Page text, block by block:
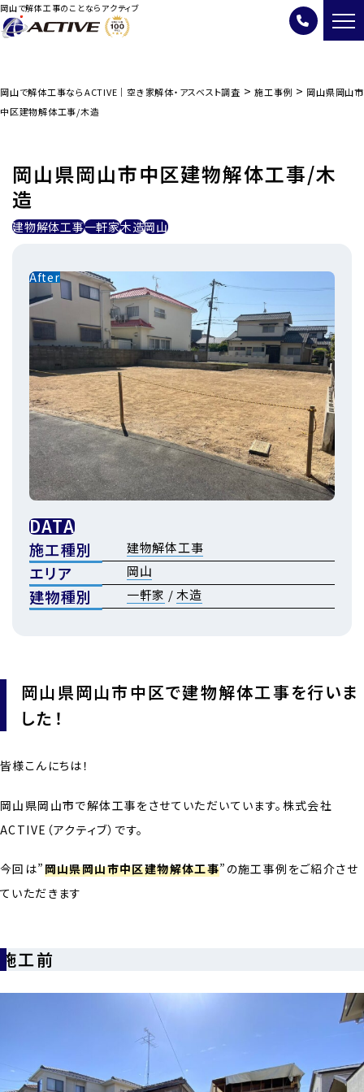
岡山で解体工事のことならアクティブ
岡山で解体工事ならACTIVE｜空き家解体・アスベスト調査 > 施工事例 > 岡山県岡山市
中区建物解体工事/木造
岡山県岡山市中区建物解体工事/木
造
建物解体工事一軒家木造岡山
DATA
施工種別 建物解体工事
エリア 岡山
建物種別 一軒家 /木造
岡山県岡山市中区で建物解体工事を行いま
した！
皆様こんにちは！
岡山県岡山市で解体工事をさせていただいています。株式会社
ACTIVE（アクティブ）です。
今回は”岡山県岡山市中区建物解体工事”の施工事例をご紹介させ
ていただきます
施工前